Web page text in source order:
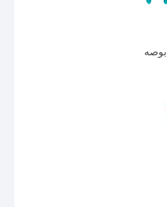
THT260702 كماشه سلك رباط ٧ بوصه